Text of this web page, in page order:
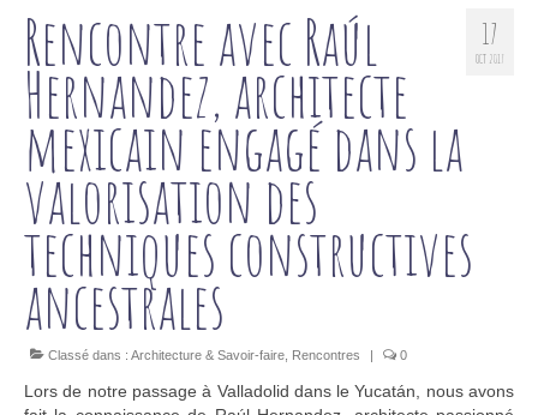
Architecture & Savoir-faire
Carnet de route
17
OCT 2017
Rencontre avec Raúl
Hernandez, architecte
mexicain engagé dans la
valorisation des
techniques constructives
ancestrales
Classé dans : Architecture & Savoir-faire Rencontres | 0
Lors de notre passage à Valladolid dans le Yucatán, nous avons